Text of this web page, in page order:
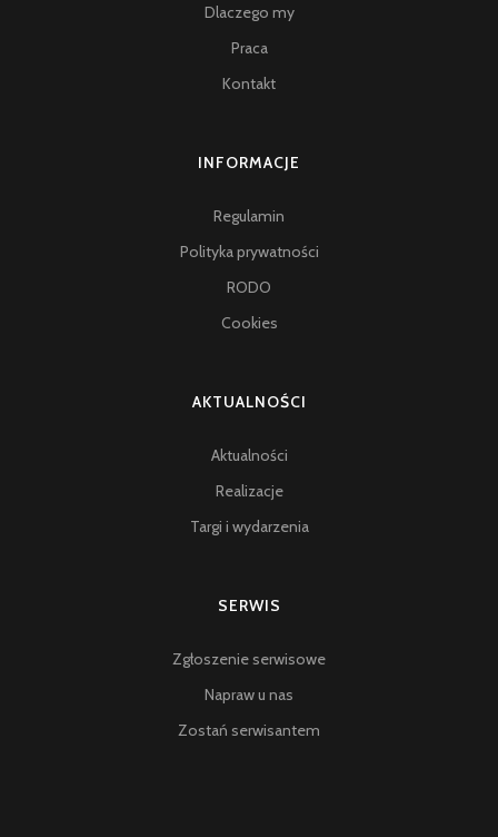
Dlaczego my
Praca
Kontakt
INFORMACJE
Regulamin
Polityka prywatności
RODO
Cookies
AKTUALNOŚCI
Aktualności
Realizacje
Targi i wydarzenia
SERWIS
Zgłoszenie serwisowe
Napraw u nas
Zostań serwisantem